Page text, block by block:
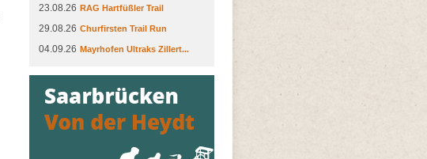
23.08.26 RAG Hartfüßler Trail
29.08.26 Churfirsten Trail Run
04.09.26 Mayrhofen Ultraks Zillert...